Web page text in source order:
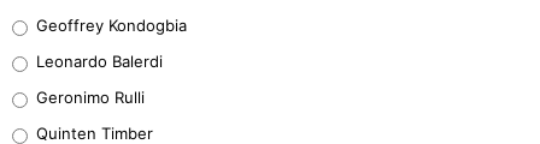
38%
32%
Geoffrey Kondogbia
Leonardo Balerdi
Geronimo Rulli
Quinten Timber